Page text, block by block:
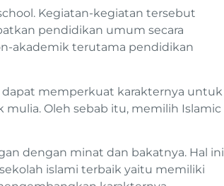
Kegiatan-kegiatan tersebut
pendidikan umum secara
akademik terutama pendidikan
dapat memperkuat karakternya untuk
Oleh sebab itu, memilih Islamic
dengan minat dan bakatnya. Hal ini
islami terbaik yaitu memiliki